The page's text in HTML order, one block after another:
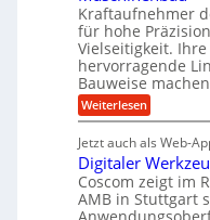
e
t
r
i
e
b
e
f
ü
r
A
u
f
t
r
a
g
s
e
i
n
e
,
w
e
n
i
g
e
r
S
t
a
n
g
e
n
g
e
t
r
i
e
b
e
Kraftaufnehmer
für hohe
Vielseitigkeit.
hervorragende
Bauweise
Weiterlesen:
P
ä
z
i
s
i
Jetzt auch als Web-
Digitaler
Coscom zeigt im
AMB in Stuttgart